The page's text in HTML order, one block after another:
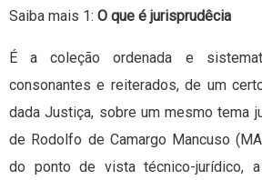
Saiba mais 1: O que é jurisprudêcia
É a coleção ordenada e
consonantes e reiterados, de um
dada Justiça, sobre um mesmo tema
de Rodolfo de Camargo Mancuso
do ponto de vista técnico-jurídico, a